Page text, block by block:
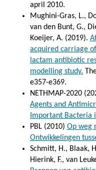
april 2010.
Mughini-Gras, L.,
van den Bunt, G.,
Koeijer, A. (2019).
acquired carriage
lactam antibiotic
modelling study.
e357-e369.
NETHMAP-2020
Agents and
Important Bacteria
PBL (2010) Op weg
Ontwikkelingen
Schmitt, H., Blaak,
Hierink, F., van